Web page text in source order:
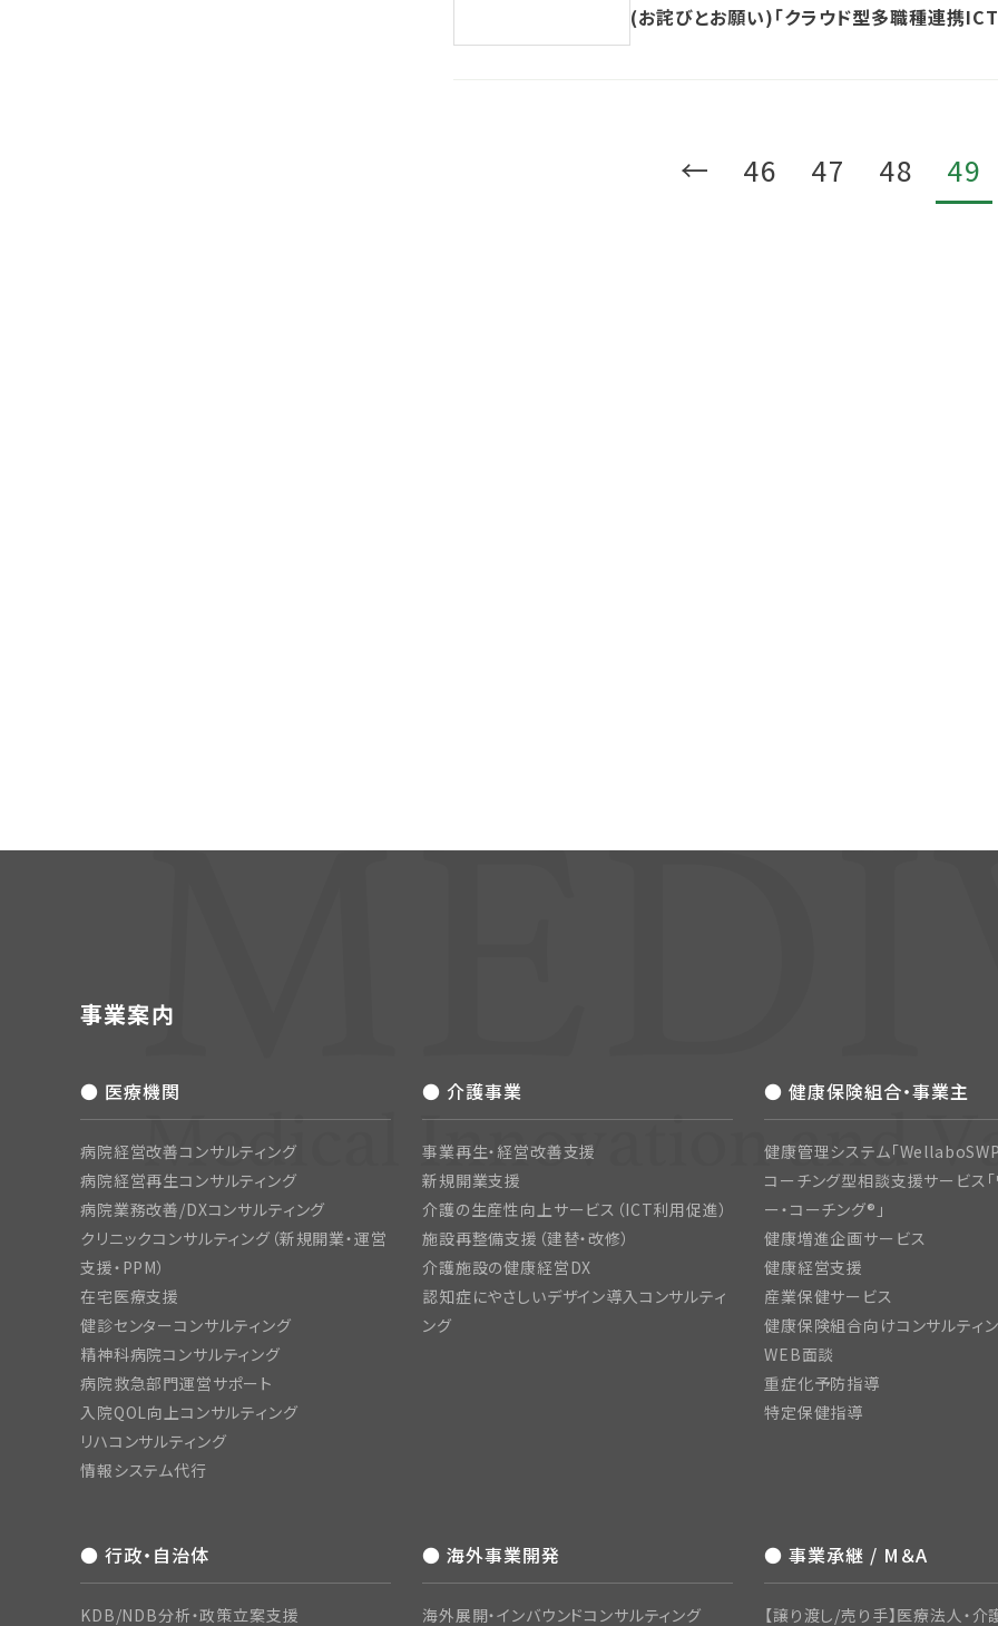
(お詫びとお願い)「クラウド型多職種連携
← 46 47 48 49
事業案内
● 医療機関
病院経営改善コンサルティング
病院経営再生コンサルティング
病院業務改善/DXコンサルティング
クリニックコンサルティング（新規開業・運営
支援・PPM）
在宅医療支援
健診センターコンサルティング
精神科病院コンサルティング
病院救急部門運営サポート
入院QOL向上コンサルティング
リハコンサルティング
情報システム代行
● 介護事業
事業再生・経営改善支援
新規開業支援
介護の生産性向上サービス（ICT利用促進）
施設再整備支援（建替・改修）
介護施設の健康経営DX
認知症にやさしいデザイン導入コンサルティ
ング
● 健康保険組合・事業主
健康管理システム「
コーチング型相談支援サービス「
ー・コーチング®」
健康増進企画サービス
健康経営支援
産業保健サービス
健康保険組合向けコンサルティ
WEB面談
重症化予防指導
特定保健指導
● 行政・自治体
KDB/NDB分析・政策立案支援
● 海外事業開発
海外展開・インバウンドコンサルティング
● 事業承継 / M＆A
【譲り渡し/売り手】医療法人・